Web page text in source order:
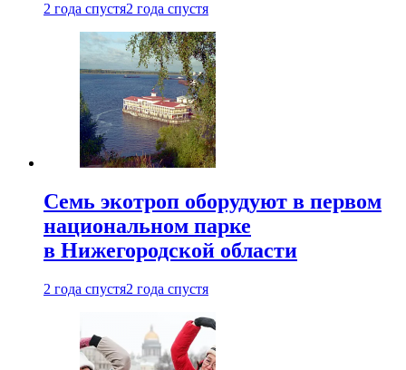
2 года спустя2 года спустя
Семь экотроп оборудуют в первом
национальном парке
в Нижегородской области
2 года спустя2 года спустя